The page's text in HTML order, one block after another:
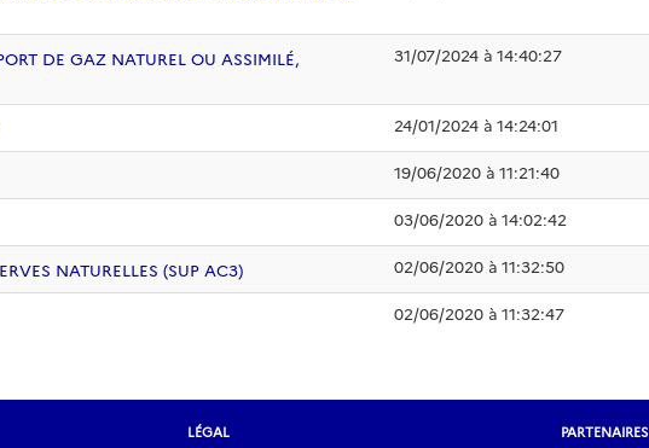
DE GAZ NATUREL OU ASSIMILÉ,
31/07/2024 à 14:40:27
24/01/2024 à 14:24:01
19/06/2020 à 11:21:40
03/06/2020 à 14:02:42
NATURELLES (SUP AC3) 02/06/2020 à 11:32:50
02/06/2020 à 11:32:47
LÉGAL PARTENAIRES